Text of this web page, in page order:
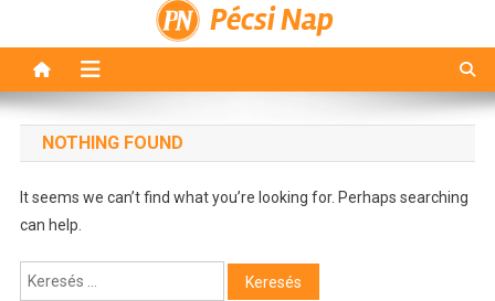
Pécsi Nap
NOTHING FOUND
It seems we can’t find what you’re looking for. Perhaps searching
can help.
Keresés: